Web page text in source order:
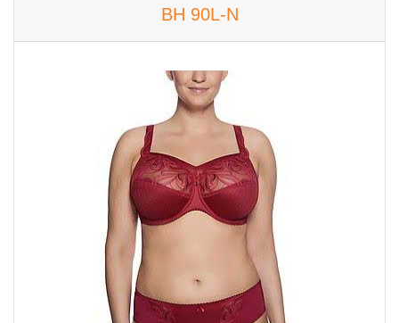
BH 90L-N